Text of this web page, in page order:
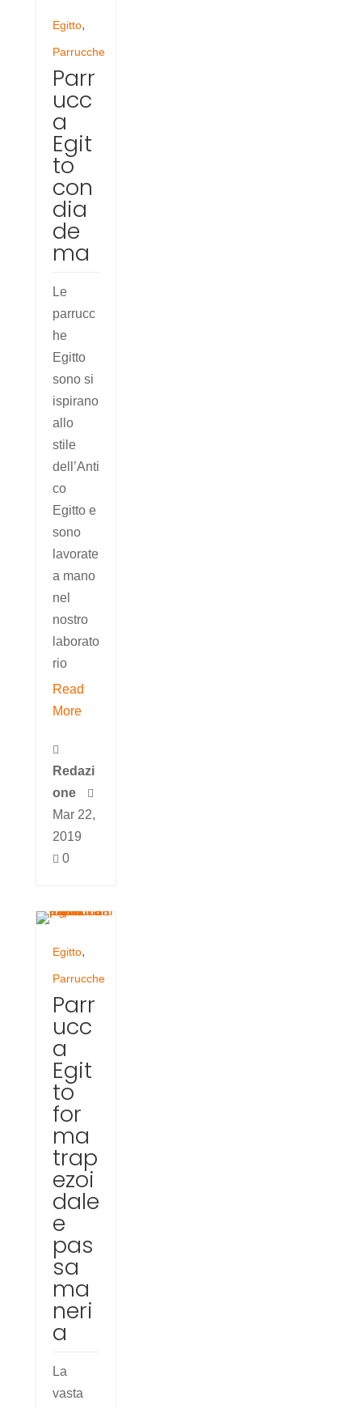
Egitto,
Parrucche
Parr
ucc
a
Egit
to
con
dia
de
ma
Le
parrucc
he
Egitto
sono si
ispirano
allo
stile
dell’Anti
co
Egitto e
sono
lavorate
a mano
nel
nostro
laborato
rio
Read
More

Redazi
one

Mar 22,
2019
 0
Egitto,
Parrucche
Parr
ucc
a
Egit
to
for
ma
trap
ezoi
dale
e
pas
sa
ma
neri
a
La
vasta